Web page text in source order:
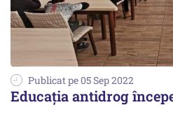
Publicat pe 05 Sep 2022
Educaţia antidrog